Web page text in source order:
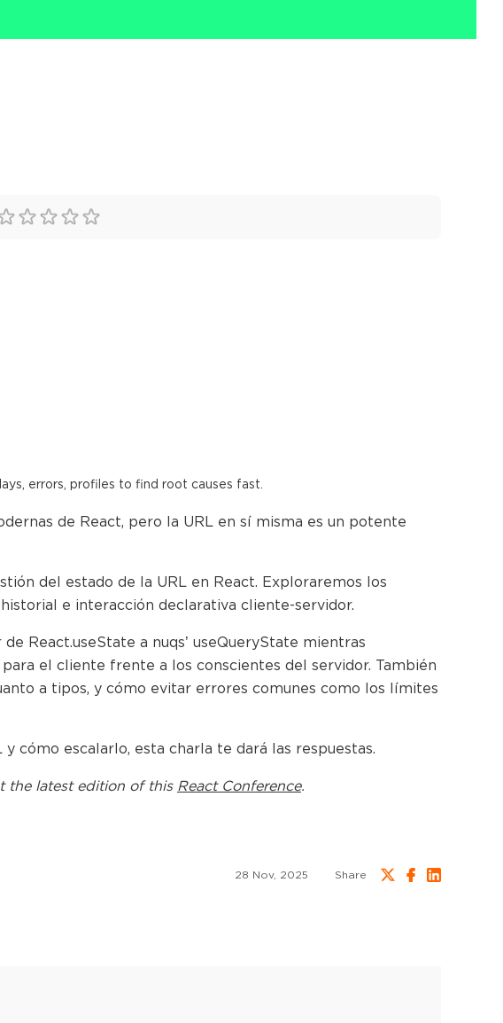
errors, profiles to find root causes fast.
de React, pero la URL en sí misma es un potente
del estado de la URL en React. Exploraremos los
e interacción declarativa cliente-servidor.
React.useState a nuqs’ useQueryState mientras
el cliente frente a los conscientes del servidor. También
a tipos, y cómo evitar errores comunes como los límites
cómo escalarlo, esta charla te dará las respuestas.
the latest edition of this React Conference.
28 Nov, 2025 Share